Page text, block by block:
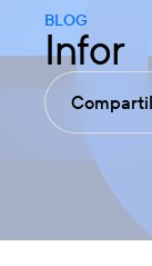
BLOG
Infor